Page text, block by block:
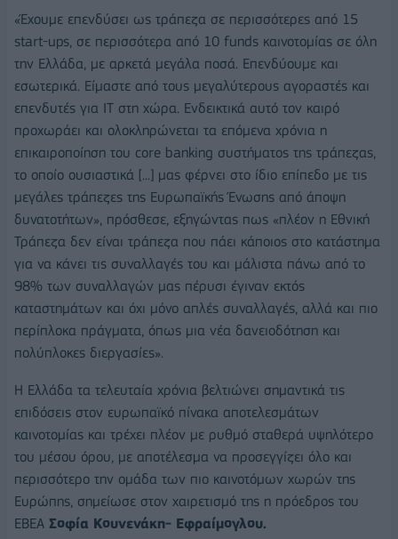
«Έχουμε επενδύσει ως τράπεζα σε περισσότερες από 15
start-ups, σε περισσότερα από 10 funds καινοτομίας σε όλη
την Ελλάδα, με αρκετά μεγάλα ποσά. Επενδύουμε και
εσωτερικά. Είμαστε από τους μεγαλύτερους αγοραστές και
επενδυτές για ΙΤ στη χώρα. Ενδεικτικά αυτό τον καιρό
προχωράει και ολοκληρώνεται τα επόμενα χρόνια η
επικαιροποίηση του core banking συστήματος της τράπεζας,
το οποίο ουσιαστικά [...] μας φέρνει στο ίδιο επίπεδο με τις
μεγάλες τράπεζες της Ευρωπαϊκής Ένωσης από άποψη
δυνατοτήτων», πρόσθεσε, εξηγώντας πως «πλέον η Εθνική
Τράπεζα δεν είναι τράπεζα που πάει κάποιος στο κατάστημα
για να κάνει τις συναλλαγές του και μάλιστα πάνω από το
98% των συναλλαγών μας πέρυσι έγιναν εκτός
καταστημάτων και όχι μόνο απλές συναλλαγές, αλλά και πιο
περίπλοκα πράγματα, όπως μια νέα δανειοδότηση και
πολύπλοκες διεργασίες».
Η Ελλάδα τα τελευταία χρόνια βελτιώνει σημαντικά τις
επιδόσεις στον ευρωπαϊκό πίνακα αποτελεσμάτων
καινοτομίας και τρέχει πλέον με ρυθμό σταθερά υψηλότερο
του μέσου όρου, με αποτέλεσμα να προσεγγίζει όλο και
περισσότερο την ομάδα των πιο καινοτόμων χωρών της
Ευρώπης, σημείωσε στον χαιρετισμό της η πρόεδρος του
ΕΒΕΑ Σοφία Κουνενάκη- Εφραίμογλου.